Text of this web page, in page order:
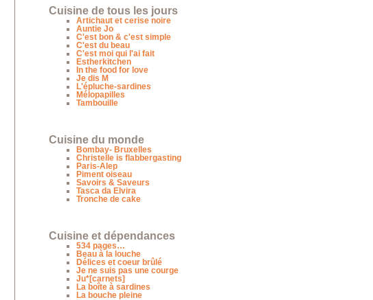
Cuisine de tous les jours
Artichaut et cerise noire
Auntie Jo
C'est bon & c'est simple
C'est du beau
C'est moi qui l'ai fait
Estherkitchen
In the food for love
Je dis M
L'épluche-sardines
Mélopapilles
Tambouille
Cuisine du monde
Bombay- Bruxelles
Christelle is flabbergasting
Paris-Alep
Piment oiseau
Savoirs & Saveurs
Tasca da Elvira
Tronche de cake
Cuisine et dépendances
534 pages…
Beau à la louche
Délices et coeur brûlé
Je ne suis pas une courge
Ju*[carnets]
La boîte à sardines
La bouche pleine